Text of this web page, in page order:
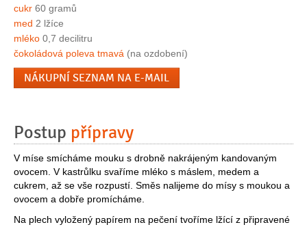
cukr 60 gramů
med 2 lžíce
mléko 0,7 decilitru
čokoládová poleva tmavá (na ozdobení)
NÁKUPNÍ SEZNAM NA E-MAIL
Postup přípravy
V míse smícháme mouku s drobně nakrájeným kandovaným
ovocem. V kastrůlku svaříme mléko s máslem, medem a
cukrem, až se vše rozpustí. Směs nalijeme do mísy s moukou a
ovocem a dobře promícháme.
Na plech vyložený papírem na pečení tvoříme lžící z připravené